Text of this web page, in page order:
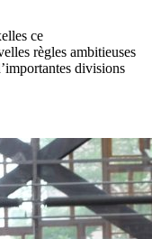
ce
règles ambitieuses
divisions